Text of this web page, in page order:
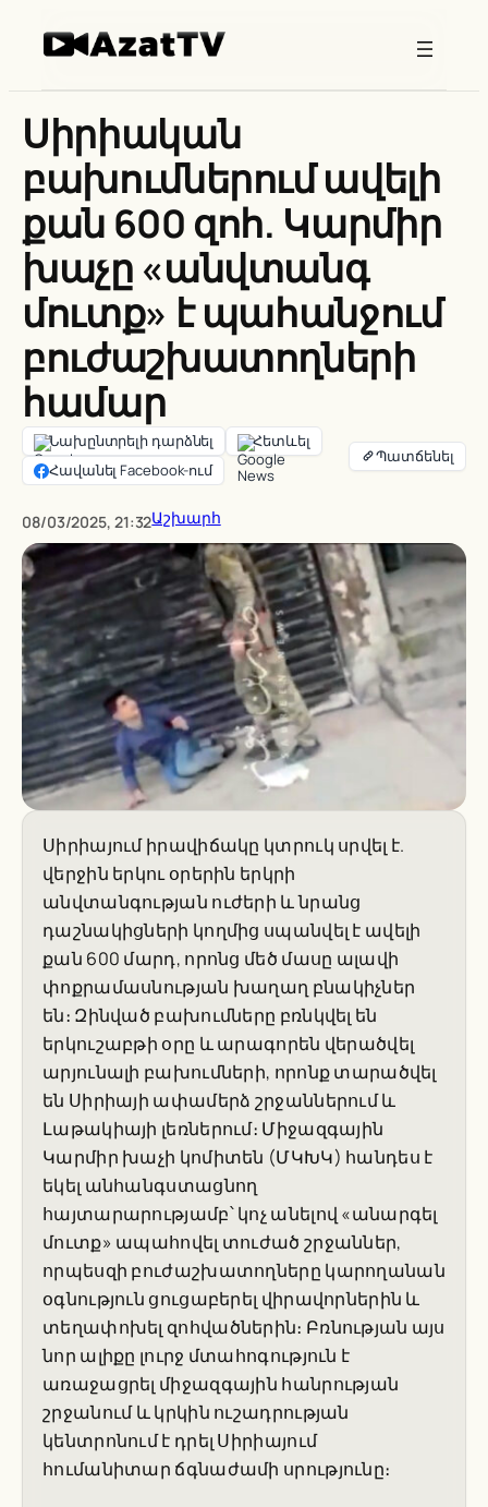
Սիրիական
բախումներում ավելի
քան 600 զոհ. Կարմիր
խաչը «անվտանգ
մուտք» է պահանջում
բուժաշխատողների
համար
Նախընտրելի դարձնել
Հետևել
Հավանել Facebook-ում
08/03/2025, 21:32Աշխարհ
Սիրիայում իրավիճակը կտրուկ սրվել է.
վերջին երկու օրերին երկրի
անվտանգության ուժերի և նրանց
դաշնակիցների կողմից սպանվել է ավելի
քան 600 մարդ, որոնց մեծ մասը ալավի
փոքրամասնության խաղաղ բնակիչներ
են։ Զինված բախումները բռնկվել են
երկուշաբթի օրը և արագորեն վերածվել
արյունալի բախումների, որոնք տարածվել
են Սիրիայի ափամերձ շրջաններում և
Լաթակիայի լեռներում։ Միջազգային
Կարմիր խաչի կոմիտեն (ՄԿԽԿ) հանդես է
եկել անհանգստացնող
հայտարարությամբ՝ կոչ անելով «անարգել
մուտք» ապահովել տուժած շրջաններ,
որպեսզի բուժաշխատողները կարողանան
օգնություն ցուցաբերել վիրավորներին և
տեղափոխել զոհվածներին։ Բռնության այս
նոր ալիքը լուրջ մտահոգություն է
առաջացրել միջազգային հանրության
շրջանում և կրկին ուշադրության
կենտրոնում է դրել Սիրիայում
հումանիտար ճգնաժամի սրությունը։